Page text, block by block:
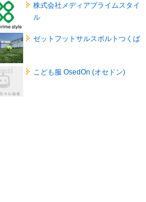
株式会社メディアプライムスタイ
ル
ゼットフットサルスポルトつくば
こども服 OsedOn (オセドン)